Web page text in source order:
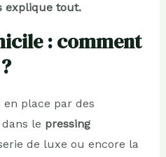
explique tout.
: comment
en place par des
le pressing
de luxe ou encore la